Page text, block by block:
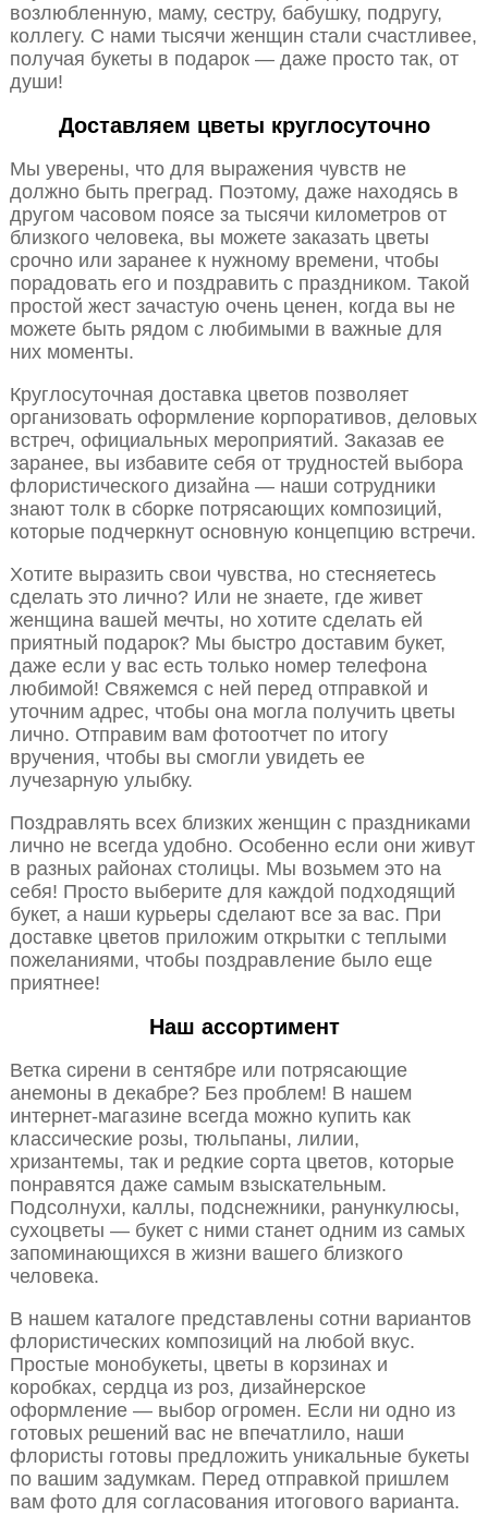
возлюбленную, маму, сестру, бабушку, подругу,
коллегу. С нами тысячи женщин стали счастливее,
получая букеты в подарок — даже просто так, от
души!
Доставляем цветы круглосуточно
Мы уверены, что для выражения чувств не
должно быть преград. Поэтому, даже находясь в
другом часовом поясе за тысячи километров от
близкого человека, вы можете заказать цветы
срочно или заранее к нужному времени, чтобы
порадовать его и поздравить с праздником. Такой
простой жест зачастую очень ценен, когда вы не
можете быть рядом с любимыми в важные для
них моменты.
Круглосуточная доставка цветов позволяет
организовать оформление корпоративов, деловых
встреч, официальных мероприятий. Заказав ее
заранее, вы избавите себя от трудностей выбора
флористического дизайна — наши сотрудники
знают толк в сборке потрясающих композиций,
которые подчеркнут основную концепцию встречи.
Хотите выразить свои чувства, но стесняетесь
сделать это лично? Или не знаете, где живет
женщина вашей мечты, но хотите сделать ей
приятный подарок? Мы быстро доставим букет,
даже если у вас есть только номер телефона
любимой! Свяжемся с ней перед отправкой и
уточним адрес, чтобы она могла получить цветы
лично. Отправим вам фотоотчет по итогу
вручения, чтобы вы смогли увидеть ее
лучезарную улыбку.
Поздравлять всех близких женщин с праздниками
лично не всегда удобно. Особенно если они живут
в разных районах столицы. Мы возьмем это на
себя! Просто выберите для каждой подходящий
букет, а наши курьеры сделают все за вас. При
доставке цветов приложим открытки с теплыми
пожеланиями, чтобы поздравление было еще
приятнее!
Наш ассортимент
Ветка сирени в сентябре или потрясающие
анемоны в декабре? Без проблем! В нашем
интернет-магазине всегда можно купить как
классические розы, тюльпаны, лилии,
хризантемы, так и редкие сорта цветов, которые
понравятся даже самым взыскательным.
Подсолнухи, каллы, подснежники, ранункулюсы,
сухоцветы — букет с ними станет одним из самых
запоминающихся в жизни вашего близкого
человека.
В нашем каталоге представлены сотни вариантов
флористических композиций на любой вкус.
Простые монобукеты, цветы в корзинах и
коробках, сердца из роз, дизайнерское
оформление — выбор огромен. Если ни одно из
готовых решений вас не впечатлило, наши
флористы готовы предложить уникальные букеты
по вашим задумкам. Перед отправкой пришлем
вам фото для согласования итогового варианта.